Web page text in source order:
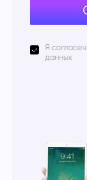
Я
данных